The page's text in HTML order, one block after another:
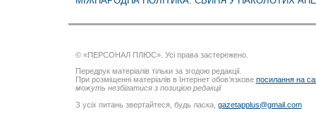
© «ПЕРСОНАЛ ПЛЮС». Усі права застережено.
Передрук матеріалів тільки за згодою редакції.
При розміщенні матеріалів в Інтернет обов’язкове посилання на
можуть незбігатися з позицією редакції
З усіх питань звертайтеся, будь ласка, gazetapplus@gmail.com